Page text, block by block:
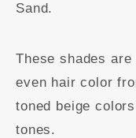
Sand.
These shades
even hair color
toned beige
tones.